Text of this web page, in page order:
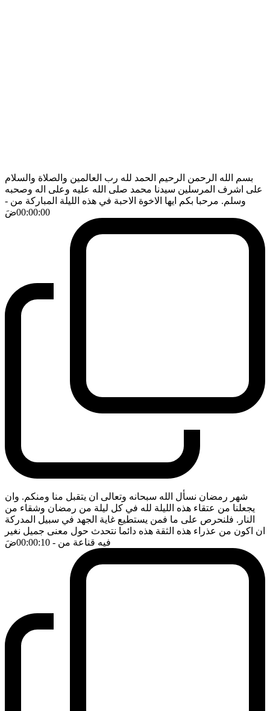
بسم الله الرحمن الرحيم الحمد لله رب العالمين والصلاة والسلام
على اشرف المرسلين سيدنا محمد صلى الله عليه وعلى اله وصحبه
وسلم. مرحبا بكم ايها الاخوة الاحبة في هذه الليلة المباركة من -
00:00:00ضَ
شهر رمضان نسأل الله سبحانه وتعالى ان يتقبل منا ومنكم. وان
يجعلنا من عتقاء هذه الليلة لله في كل ليلة من رمضان وشقاء من
النار. فلنحرص على ما فمن يستطيع غاية الجهد في سبيل المدركة
ان اكون من عذراء هذه الثقة هذه دائما نتحدث حول معنى جميل نغير
فيه قناعة من - 00:00:10 ضَ